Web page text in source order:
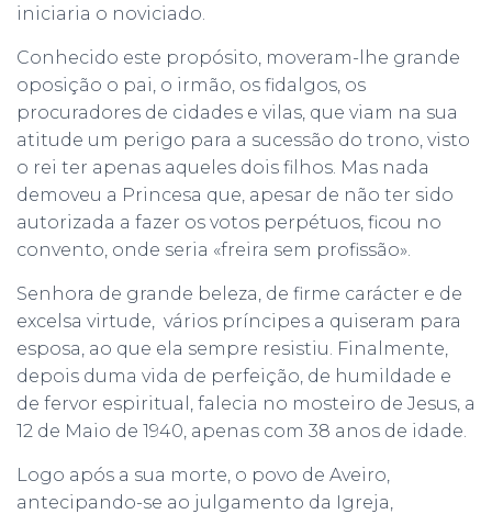
iniciaria o noviciado.
Conhecido este propósito, moveram-lhe grande
oposição o pai, o irmão, os fidalgos, os
procuradores de cidades e vilas, que viam na sua
atitude um perigo para a sucessão do trono, visto
o rei ter apenas aqueles dois filhos. Mas nada
demoveu a Princesa que, apesar de não ter sido
autorizada a fazer os votos perpétuos, ficou no
convento, onde seria «freira sem profissão».
Senhora de grande beleza, de firme carácter e de
excelsa virtude, vários príncipes a quiseram para
esposa, ao que ela sempre resistiu. Finalmente,
depois duma vida de perfeição, de humildade e
de fervor espiritual, falecia no mosteiro de Jesus, a
12 de Maio de 1940, apenas com 38 anos de idade.
Logo após a sua morte, o povo de Aveiro,
antecipando-se ao julgamento da Igreja,